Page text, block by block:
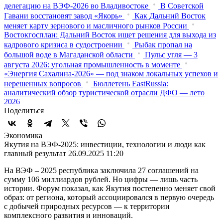
делегацию на ВЭФ‑2026 во Владивостоке
В Советской
Гавани восстановят завод «Якорь»
Как Дальний Восток
меняет карту зернового и масличного рынков России
Востокгосплан: Дальний Восток ищет решения для выхода из
кадрового кризиса в судостроении
Рыбак пропал на
большой воде в Магаданской области
Пульс угля — 3
августа 2026: угольная промышленность в моменте
«Энергия Сахалина-2026» — под знаком локальных успехов и
нерешенных вопросов
Бюллетень EastRussia:
аналитический обзор туристической отрасли ДФО — лето
2026
Поделиться
Экономика
Якутия на ВЭФ-2025: инвестиции, технологии и люди как
главный результат 26.09.2025 11:20
На ВЭФ – 2025 республика заключила 27 соглашений на
сумму 106 миллиардов рублей. Но цифры — лишь часть
истории. Форум показал, как Якутия постепенно меняет свой
образ: от региона, который ассоциировался в первую очередь
с добычей природных ресурсов — к территории
комплексного развития и инноваций.